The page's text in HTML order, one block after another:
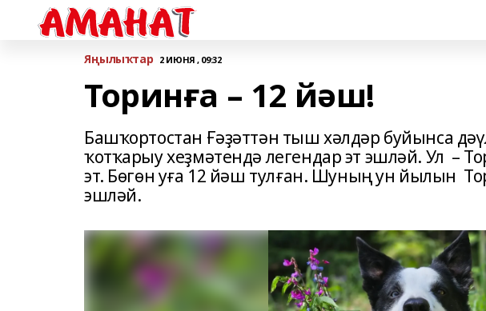
Яңылыҡтар 2 ИЮНЯ , 09:32
Торинға – 12 йәш!
Башҡортостан Ғәҙәттән тыш хәлдәр буйынса
ҡотҡарыу хеҙмәтендә легендар эт эшләй. Ул –
эт. Бөгөн уға 12 йәш тулған. Шуның ун йылын
эшләй.